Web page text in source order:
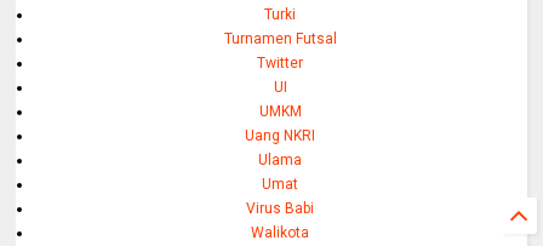
Turki
Turnamen Futsal
Twitter
UI
UMKM
Uang NKRI
Ulama
Umat
Virus Babi
Walikota